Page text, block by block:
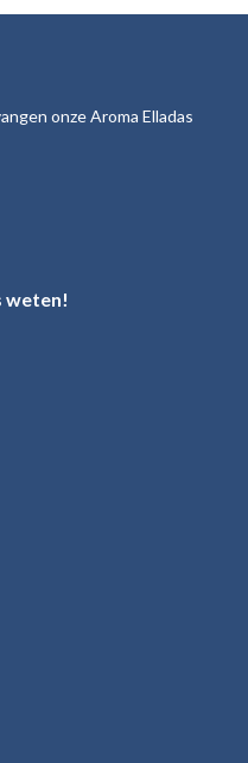
onze Aroma Elladas
weten!